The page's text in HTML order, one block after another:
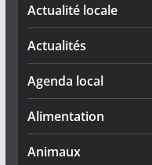
Actualité locale
Actualités
Agenda local
Alimentation
Animaux